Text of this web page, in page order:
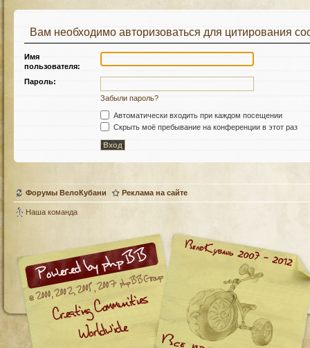
Вам необходимо авторизоваться для цитирования
Имя
пользователя:
Пароль:
Забыли пароль?
Автоматически входить при каждом посещении
Скрыть моё пребывание на конференции в этот раз
Форумы ВелоКубани Реклама на сайте
Наша команда